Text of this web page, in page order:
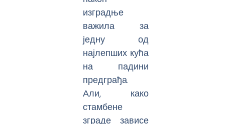
изградње
важила за
једну од
најлепших кућа
на падини
предграђа.
Али, како
стамбене
зграде зависе